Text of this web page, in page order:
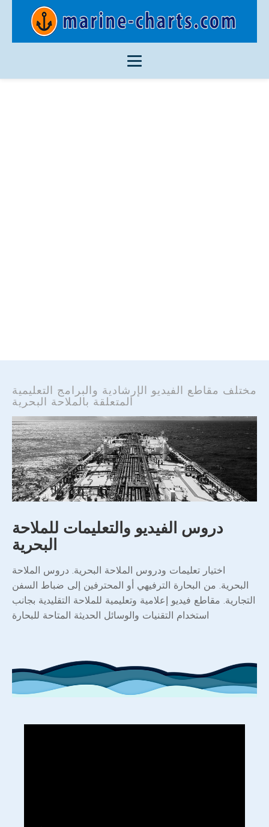
مختلف مقاطع الفيديو الإرشادية والبرامج التعليمية
المتعلقة بالملاحة البحرية
دروس الفيديو والتعليمات للملاحة
البحرية
اختيار تعليمات ودروس الملاحة البحرية. دروس الملاحة
البحرية. من البحارة الترفيهي أو المحترفين إلى ضباط السفن
التجارية. مقاطع فيديو إعلامية وتعليمية للملاحة التقليدية بجانب
استخدام التقنيات والوسائل الحديثة المتاحة للبحارة